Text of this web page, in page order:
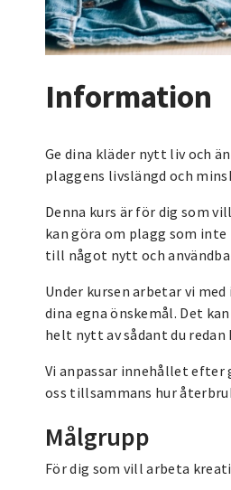
Information
Ge dina kläder nytt liv och
plaggens livslängd och
Denna kurs är för dig som
kan göra om plagg som
till något nytt och
Under kursen arbetar vi
dina egna önskemål. Det
helt nytt av sådant du redan
Vi anpassar innehållet efter
oss tillsammans hur
Målgrupp
För dig som vill arbeta